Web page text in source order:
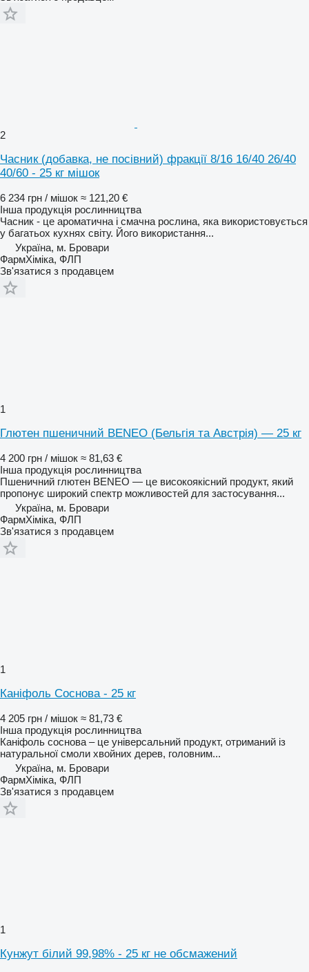
2
Часник (добавка, не посівний) фракції 8/16 16/40 26/40
40/60 - 25 кг мішок
6 234 грн / мішок ≈ 121,20 €
Інша продукція рослинництва
Часник - це ароматична і смачна рослина, яка використовується
у багатьох кухнях світу. Його використання...
Україна, м. Бровари
ФармХіміка, ФЛП
Зв'язатися з продавцем
1
Глютен пшеничний BENEO (Бельгія та Австрія) — 25 кг
4 200 грн / мішок ≈ 81,63 €
Інша продукція рослинництва
Пшеничний глютен BENEO — це високоякісний продукт, який
пропонує широкий спектр можливостей для застосування...
Україна, м. Бровари
ФармХіміка, ФЛП
Зв'язатися з продавцем
1
Каніфоль Соснова - 25 кг
4 205 грн / мішок ≈ 81,73 €
Інша продукція рослинництва
Каніфоль соснова – це універсальний продукт, отриманий із
натуральної смоли хвойних дерев, головним...
Україна, м. Бровари
ФармХіміка, ФЛП
Зв'язатися з продавцем
1
Кунжут білий 99,98% - 25 кг не обсмажений